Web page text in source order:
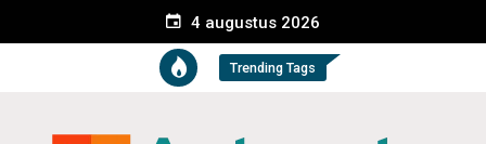
4 augustus 2026
Trending Tags